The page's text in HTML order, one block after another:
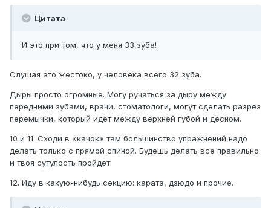
Цитата
И это при том, что у меня 33 зуба!
Слушая это жестоко, у человека всего 32 зуба.
Дыры просто огромные. Могу ручаться за дыру между
передними зубами, врачи, стоматологи, могут сделать разрез
перемычки, который идет между верхней губой и десном.
10 и 11. Сходи в «качок» там большинство упражнений надо
делать только с прямой спиной. Будешь делать все правильно
и твоя сутулость пройдет.
12. Иду в какую-нибудь секцию: каратэ, дзюдо и прочие.